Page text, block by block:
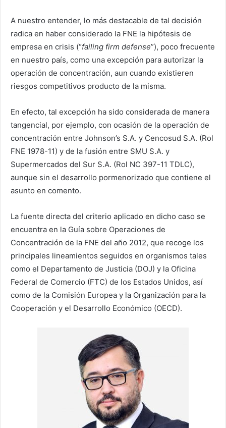
A nuestro entender, lo más destacable de tal decisión
radica en haber considerado la FNE la hipótesis de
empresa en crisis (“failing firm defense”), poco frecuente
en nuestro país, como una excepción para autorizar la
operación de concentración, aun cuando existieren
riesgos competitivos producto de la misma.
En efecto, tal excepción ha sido considerada de manera
tangencial, por ejemplo, con ocasión de la operación de
concentración entre Johnson’s S.A. y Cencosud S.A. (Rol
FNE 1978-11) y de la fusión entre SMU S.A. y
Supermercados del Sur S.A. (Rol NC 397-11 TDLC),
aunque sin el desarrollo pormenorizado que contiene el
asunto en comento.
La fuente directa del criterio aplicado en dicho caso se
encuentra en la Guía sobre Operaciones de
Concentración de la FNE del año 2012, que recoge los
principales lineamientos seguidos en organismos tales
como el Departamento de Justicia (DOJ) y la Oficina
Federal de Comercio (FTC) de los Estados Unidos, así
como de la Comisión Europea y la Organización para la
Cooperación y el Desarrollo Económico (OECD).